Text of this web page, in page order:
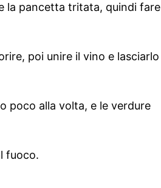
la pancetta tritata, quindi fare
poi unire il vino e lasciarlo
poco alla volta, e le verdure
fuoco.